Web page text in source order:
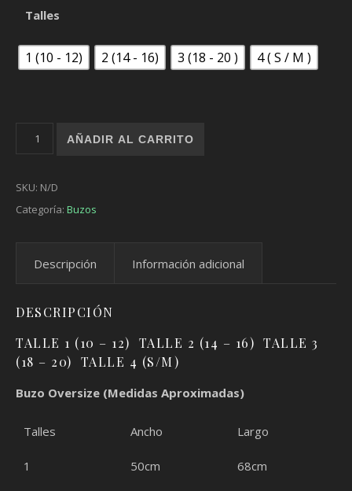
Talles
1 (10 - 12) 2 (14 - 16) 3 (18 - 20 ) 4 ( S / M )
Buzo AthleticDept cantidad
AÑADIR AL CARRITO
SKU: N/D
Categoría: Buzos
Descripción Información adicional
DESCRIPCIÓN
TALLE 1 (10 – 12) TALLE 2 (14 – 16) TALLE 3
(18 – 20) TALLE 4 (S/M)
Buzo Oversize (Medidas Aproximadas)
Talles Ancho Largo
1 50cm 68cm